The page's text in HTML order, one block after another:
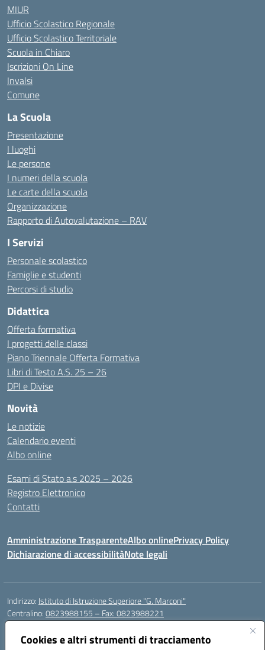
Cookies e altri strumenti di tracciamento
MIUR
Ufficio Scolastico Regionale
Ufficio Scolastico Territoriale
Scuola in Chiaro
Iscrizioni On Line
Invalsi
Comune
La Scuola
Presentazione
I luoghi
Le persone
I numeri della scuola
Le carte della scuola
Organizzazione
Rapporto di Autovalutazione – RAV
I Servizi
Personale scolastico
Famiglie e studenti
Percorsi di studio
Didattica
Offerta formativa
I progetti delle classi
Piano Triennale Offerta Formativa
Libri di Testo A.S. 25 – 26
DPI e Divise
Novità
Le notizie
Calendario eventi
Albo online
Esami di Stato a.s 2025 – 2026
Registro Elettronico
Contatti
Amministrazione TrasparenteAlbo onlinePrivacy Policy
Dichiarazione di accessibilitàNote legali
Indirizzo: Istituto di Istruzione Superiore "G. Marconi"
Centralino:0823988155 – Fax: 0823988221
Email:
Posta elettronica certificata (PEC):ceis006006@pec.istruzione.it